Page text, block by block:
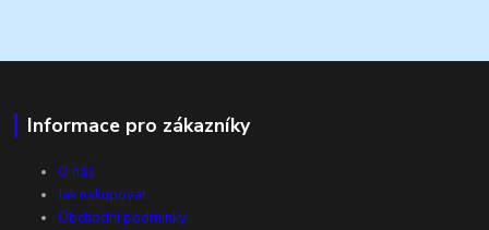
Informace pro zákazníky
O nás
Jak nakupovat
Obchodní podmínky